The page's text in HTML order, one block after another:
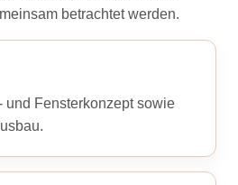
betrachtet werden.
und Fensterkonzept sowie